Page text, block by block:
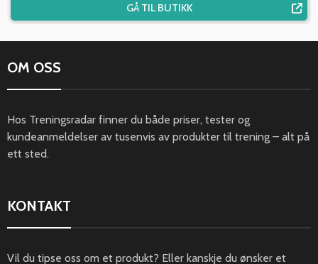
GÅ TIL BUTIKK
OM OSS
Hos Treningsradar finner du både priser, tester og
kundeanmeldelser av tusenvis av produkter til trening – alt på
ett sted.
KONTAKT
Vil du tipse oss om et produkt? Eller kanskje du ønsker et